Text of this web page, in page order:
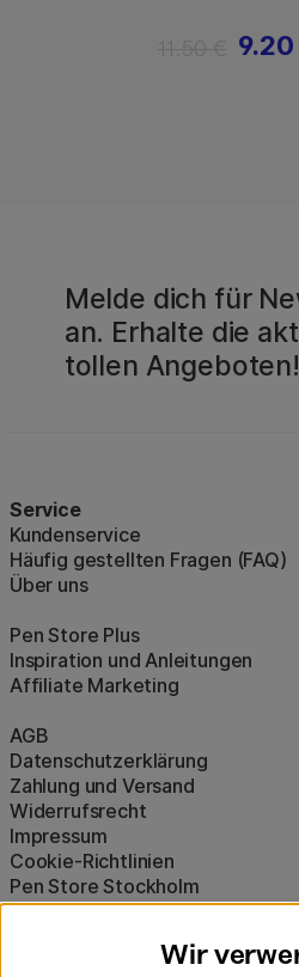
Melde dich für
an. Erhalte die
tollen Angeboten!
Service
Kundenservice
Häufig gestellten Fragen (FAQ)
Über uns
Pen Store Plus
Inspiration und Anleitungen
Affiliate Marketing
AGB
Datenschutzerklärung
Zahlung und Versand
Widerrufsrecht
Impressum
Cookie-Richtlinien
Pen Store Stockholm
Wir